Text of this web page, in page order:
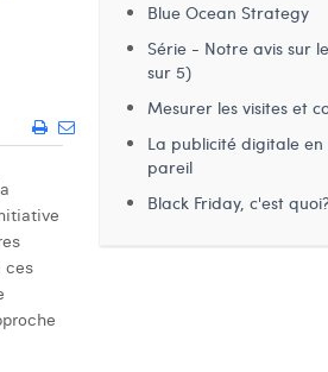
ces
Blue Ocean Strategy
Série - Notre avis sur
sur 5)
Mesurer les visites et
La publicité digitale en
pareil
Black Friday, c'est